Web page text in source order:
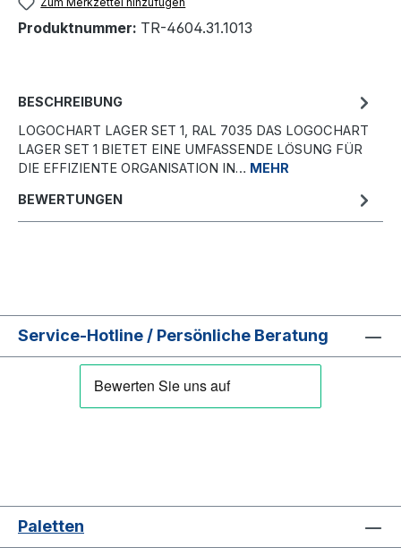
Produktnummer: TR-4604.31.1013
BESCHREIBUNG
LOGOCHART LAGER SET 1, RAL 7035 DAS LOGOCHART
LAGER SET 1 BIETET EINE UMFASSENDE LÖSUNG FÜR
DIE EFFIZIENTE ORGANISATION IN… MEHR
BEWERTUNGEN
Service-Hotline / Persönliche Beratung
Paletten